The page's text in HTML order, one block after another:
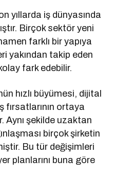
yıllarda iş dünyasında
Birçok sektör yeni
farklı bir yapıya
yakından takip eden
fark edebilir.
hızlı büyümesi, dijital
fırsatlarının ortaya
Aynı şekilde uzaktan
birçok şirketin
Bu tür değişimleri
planlarını buna göre